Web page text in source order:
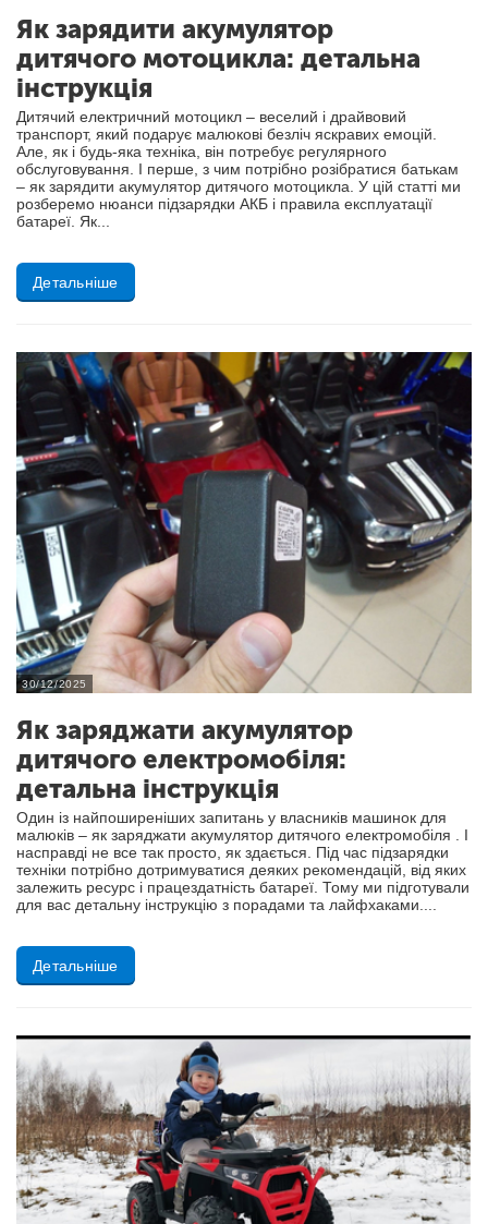
Як зарядити акумулятор
дитячого мотоцикла: детальна
інструкція
Дитячий електричний мотоцикл – веселий і драйвовий
транспорт, який подарує малюкові безліч яскравих емоцій.
Але, як і будь-яка техніка, він потребує регулярного
обслуговування. І перше, з чим потрібно розібратися батькам
– як зарядити акумулятор дитячого мотоцикла. У цій статті ми
розберемо нюанси підзарядки АКБ і правила експлуатації
батареї. Як...
Детальніше
30/12/2025
Як заряджати акумулятор
дитячого електромобіля:
детальна інструкція
Один із найпоширеніших запитань у власників машинок для
малюків – як заряджати акумулятор дитячого електромобіля . І
насправді не все так просто, як здається. Під час підзарядки
техніки потрібно дотримуватися деяких рекомендацій, від яких
залежить ресурс і працездатність батареї. Тому ми підготували
для вас детальну інструкцію з порадами та лайфхаками....
Детальніше